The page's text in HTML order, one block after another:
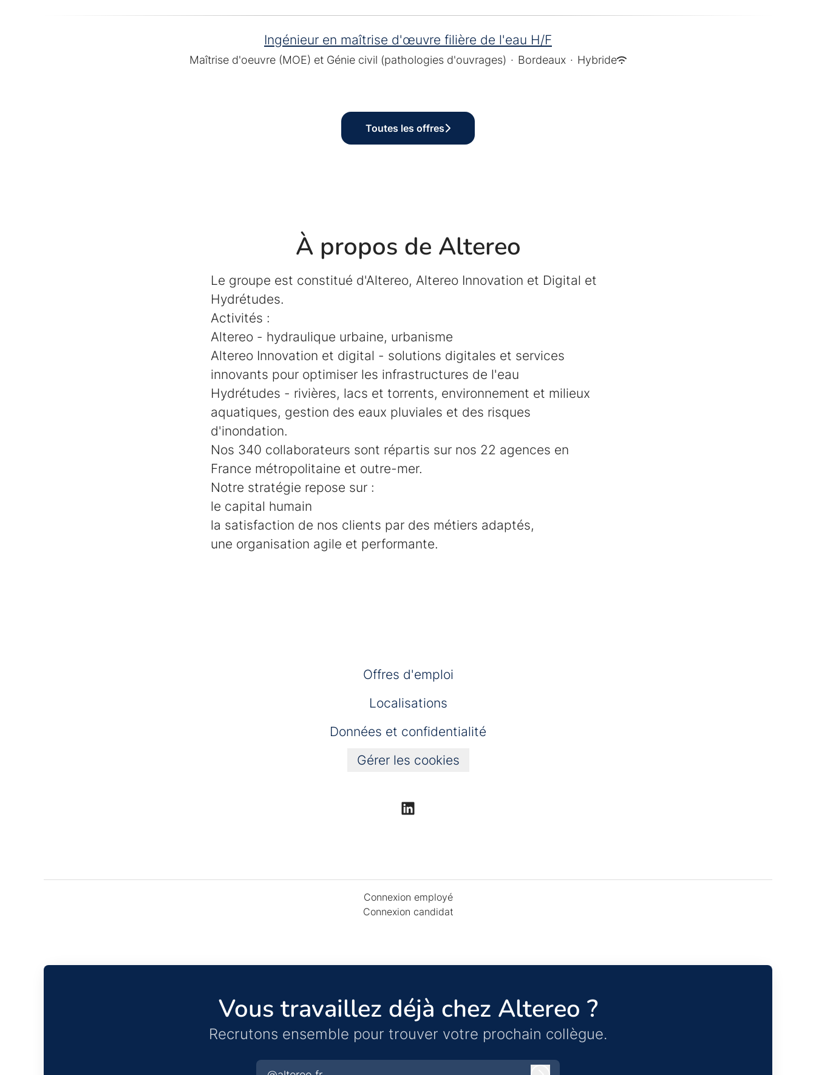
Ingénieur en maîtrise d'œuvre filière de l'eau H/F
Maîtrise d'oeuvre (MOE) et Génie civil (pathologies d'ouvrages) · Bordeaux · Hybride
Toutes les offres
À propos de Altereo
Le groupe est constitué d'Altereo, Altereo Innovation et Digital et
Hydrétudes.
Activités :
Altereo - hydraulique urbaine, urbanisme
Altereo Innovation et digital - solutions digitales et services
innovants pour optimiser les infrastructures de l'eau
Hydrétudes - rivières, lacs et torrents, environnement et milieux
aquatiques, gestion des eaux pluviales et des risques
d'inondation.
Nos 340 collaborateurs sont répartis sur nos 22 agences en
France métropolitaine et outre-mer.
Notre stratégie repose sur :
le capital humain
la satisfaction de nos clients par des métiers adaptés,
une organisation agile et performante.
Offres d'emploi
Localisations
Données et confidentialité
Gérer les cookies
Connexion employé
Connexion candidat
Vous travaillez déjà chez Altereo ?
Recrutons ensemble pour trouver votre prochain collègue.